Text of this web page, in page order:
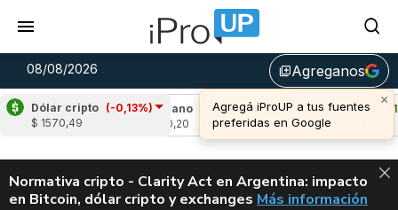
08/08/2026 library_addAgreganos
×
Agregá iProUP a tus fuentes
preferidas en Google
Dólar cripto (-0,13%)
$ 1570,49
Cardano
(0,11%)
Avalanche
u$s 6,54
ALERTA
Normativa cripto - Clarity Act en Argentina: impacto
en Bitcoin, dólar cripto y exchanges CLARITY ACT EN
Más información